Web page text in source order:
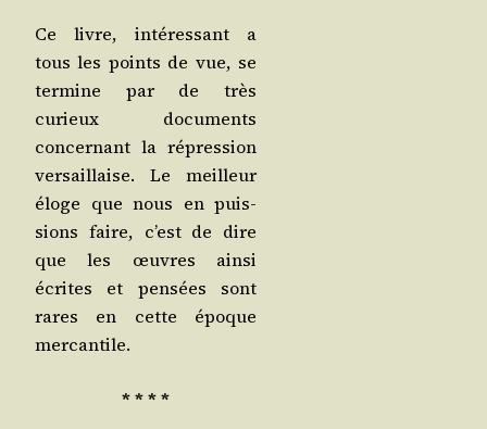
Ce livre, inté­res­sant a
tous les points de vue, se
ter­mine par de très
curieux docu­ments
concer­nant la répres­sion
ver­saillaise. Le meilleur
éloge que nous en puis­
sions faire, c’est de dire
que les œuvres ain­si
écrites et pen­sées sont
rares en cette époque
mercantile.
* * * *